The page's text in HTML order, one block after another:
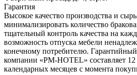
Гарантия
Высокое качество производства и
минимализировать количество
тщательный контроль качества на
возможность отпуска мебели
конечному потребителю.
компании «PM-HOTEL» составляет 12
календарных месяцев с момента